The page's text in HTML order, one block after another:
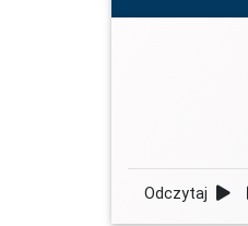
Odczytaj